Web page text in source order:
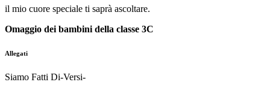
il mio cuore speciale ti saprà ascoltare.
Omaggio dei bambini della classe 3C
Allegati
Siamo Fatti Di-Versi-